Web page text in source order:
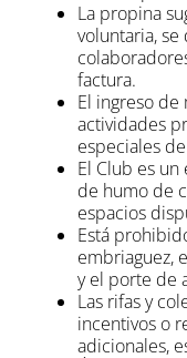
La propina
voluntaria,
factura.
El ingreso
actividades
especiales
El Club es
de humo de
espacios
Está
embriaguez,
y el porte de
Las rifas y
incentivos o
adicionales,